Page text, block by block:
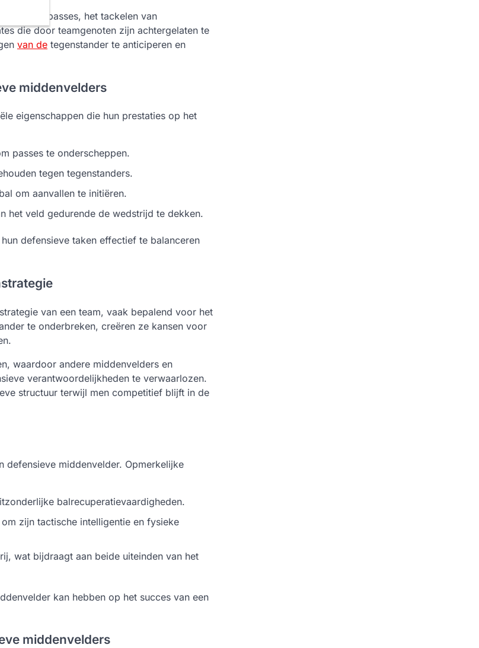
van passes, het tackelen van
die door teamgenoten zijn achtergelaten te
van de tegenstander te anticiperen en
middenvelders
eigenschappen die hun prestaties op het
passes te onderscheppen.
tegen tegenstanders.
om aanvallen te initiëren.
het veld gedurende de wedstrijd te dekken.
defensieve taken effectief te balanceren
van een team, vaak bepalend voor het
te onderbreken, creëren ze kansen voor
waardoor andere middenvelders en
verantwoordelijkheden te verwaarlozen.
structuur terwijl men competitief blijft in de
defensieve middenvelder. Opmerkelijke
balrecuperatievaardigheden.
zijn tactische intelligentie en fysieke
wat bijdraagt aan beide uiteinden van het
kan hebben op het succes van een
middenvelders